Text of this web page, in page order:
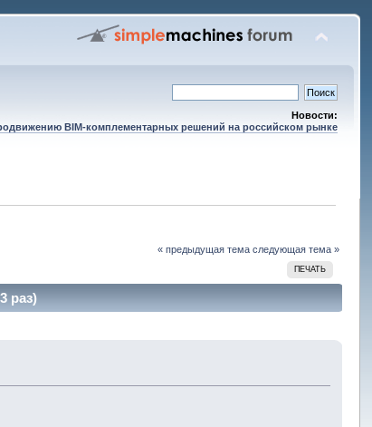
Новости:
BIM-комплементарных решений на российском рынке
« предыдущая тема следующая тема »
ПЕЧАТЬ
раз)